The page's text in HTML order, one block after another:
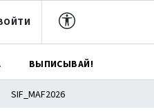
ВЫПИСЫВАЙ!
SIF_MAF2026